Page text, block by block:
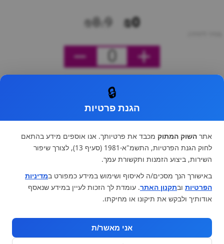
₪0
₪8.9
0
🔒
הגנת פרטיות
אתר השוק המתוק מכבד את פרטיותך. אנו אוספים מידע בהתאם
לחוק הגנת הפרטיות, התשמ"א-1981 (סעיף 13), לצורך שיפור
השירות, ביצוע הזמנות ותקשורת עמך.
באישורך הנך מסכים/ה לאיסוף ושימוש במידע כמפורט במדיניות
הפרטיות ובתקנון האתר. עומדת לך הזכות לעיין במידע שנאסף
אודותיך ולבקש את תיקונו או מחיקתו.
אני מאשר/ת